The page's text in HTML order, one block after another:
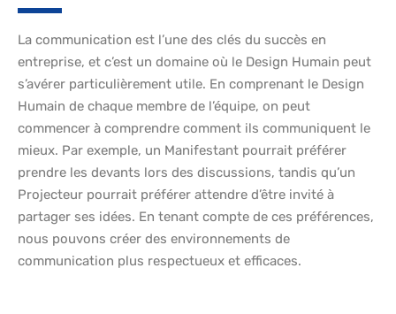
La communication est l’une des clés du succès en
entreprise, et c’est un domaine où le Design Humain peut
s’avérer particulièrement utile. En comprenant le Design
Humain de chaque membre de l’équipe, on peut
commencer à comprendre comment ils communiquent le
mieux. Par exemple, un Manifestant pourrait préférer
prendre les devants lors des discussions, tandis qu’un
Projecteur pourrait préférer attendre d’être invité à
partager ses idées. En tenant compte de ces préférences,
nous pouvons créer des environnements de
communication plus respectueux et efficaces.